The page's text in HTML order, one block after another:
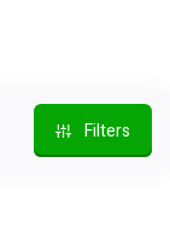
Filters